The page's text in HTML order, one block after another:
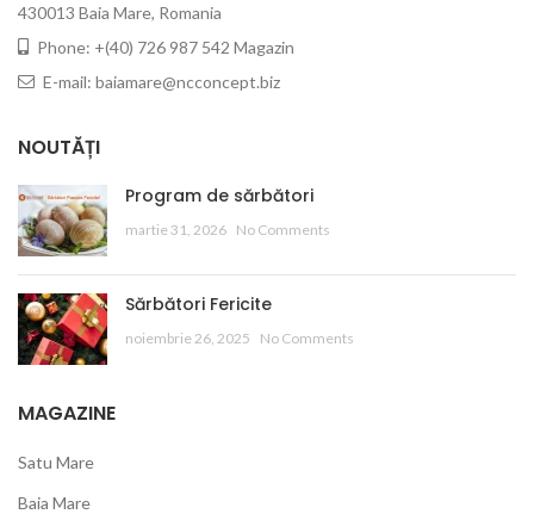
430013 Baia Mare, Romania
Phone: +(40) 726 987 542 Magazin
E-mail: baiamare@ncconcept.biz
NOUTĂȚI
Program de sărbători
martie 31, 2026 No Comments
Sărbători Fericite
noiembrie 26, 2025 No Comments
MAGAZINE
Satu Mare
Baia Mare